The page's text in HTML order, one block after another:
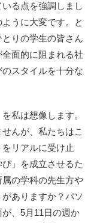
る点を強調しまし
うに大変です。と
りの学生の皆さん
面的に阻まれる社
スタイルを十分な
私は想像します。
んが、私たちはこ
リアルに受け止
」を成立させるた
の学科の先生方や
ありますか？パソ
、5月11日の週か